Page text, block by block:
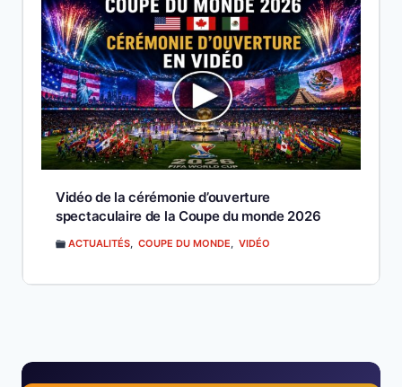
Vidéo de la cérémonie d’ouverture
spectaculaire de la Coupe du monde 2026
ACTUALITÉS, COUPE DU MONDE, VIDÉO